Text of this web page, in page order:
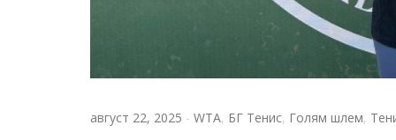
август 22, 2025 - WTA, БГ Тенис, Голям шлем,